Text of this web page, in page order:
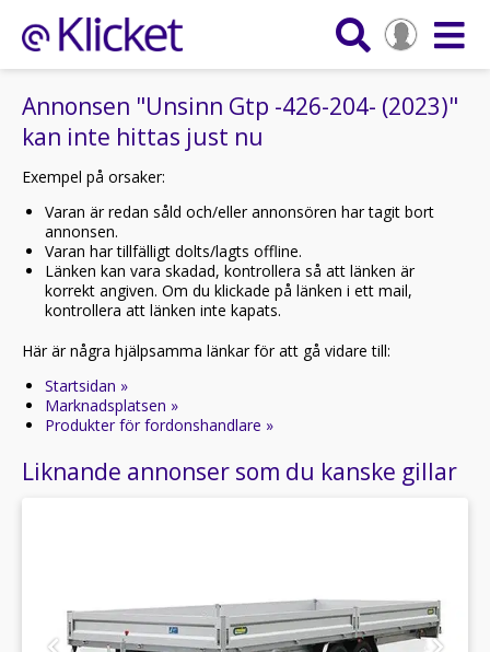
Annonsen "Unsinn Gtp -426-204- (2023)"
kan inte hittas just nu
Exempel på orsaker:
Varan är redan såld och/eller annonsören har tagit bort
annonsen.
Varan har tillfälligt dolts/lagts offline.
Länken kan vara skadad, kontrollera så att länken är
korrekt angiven. Om du klickade på länken i ett mail,
kontrollera att länken inte kapats.
Här är några hjälpsamma länkar för att gå vidare till:
Startsidan »
Marknadsplatsen »
Produkter för fordonshandlare »
Liknande annonser som du kanske gillar